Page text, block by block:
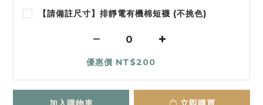
【請備註尺寸】排靜電有機棉短襪 (不挑色)
優惠價 NT$200